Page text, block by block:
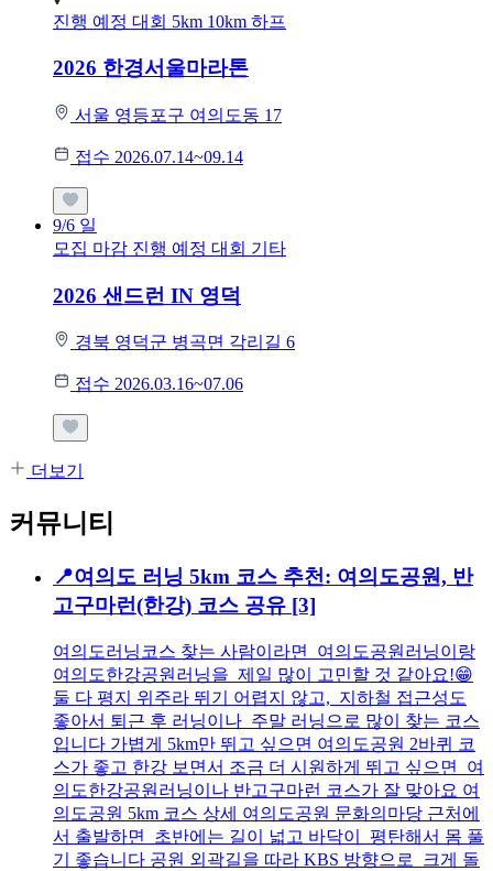
진행 예정 대회 5km 10km 하프
2026 한경서울마라톤
서울 영등포구 여의도동 17
접수 2026.07.14~09.14
9/6 일
모집 마감 진행 예정 대회 기타
2026 샌드런 IN 영덕
경북 영덕군 병곡면 각리길 6
접수 2026.03.16~07.06
더보기
커뮤니티
📍여의도 러닝 5km 코스 추천: 여의도공원, 반
고구마런(한강) 코스 공유 [3]
여의도러닝코스 찾는 사람이라면 여의도공원러닝이랑
여의도한강공원러닝을 제일 많이 고민할 것 같아요!😁
둘 다 평지 위주라 뛰기 어렵지 않고, 지하철 접근성도
좋아서 퇴근 후 러닝이나 주말 러닝으로 많이 찾는 코스
입니다 가볍게 5km만 뛰고 싶으면 여의도공원 2바퀴 코
스가 좋고 한강 보면서 조금 더 시원하게 뛰고 싶으면 여
의도한강공원러닝이나 반고구마런 코스가 잘 맞아요 여
의도공원 5km 코스 상세 여의도공원 문화의마당 근처에
서 출발하면 초반에는 길이 넓고 바닥이 평탄해서 몸 풀
기 좋습니다 공원 외곽길을 따라 KBS 방향으로 크게 돌